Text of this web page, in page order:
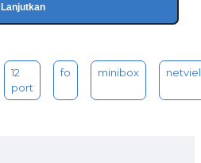
Lanjutkan
12
port
fo minibox netviel